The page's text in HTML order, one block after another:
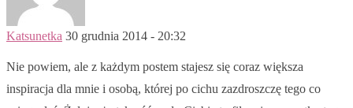
Katsunetka 30 grudnia 2014 - 20:32
Nie powiem, ale z każdym postem stajesz się coraz większa
inspiracja dla mnie i osobą, której po cichu zazdroszczę tego co